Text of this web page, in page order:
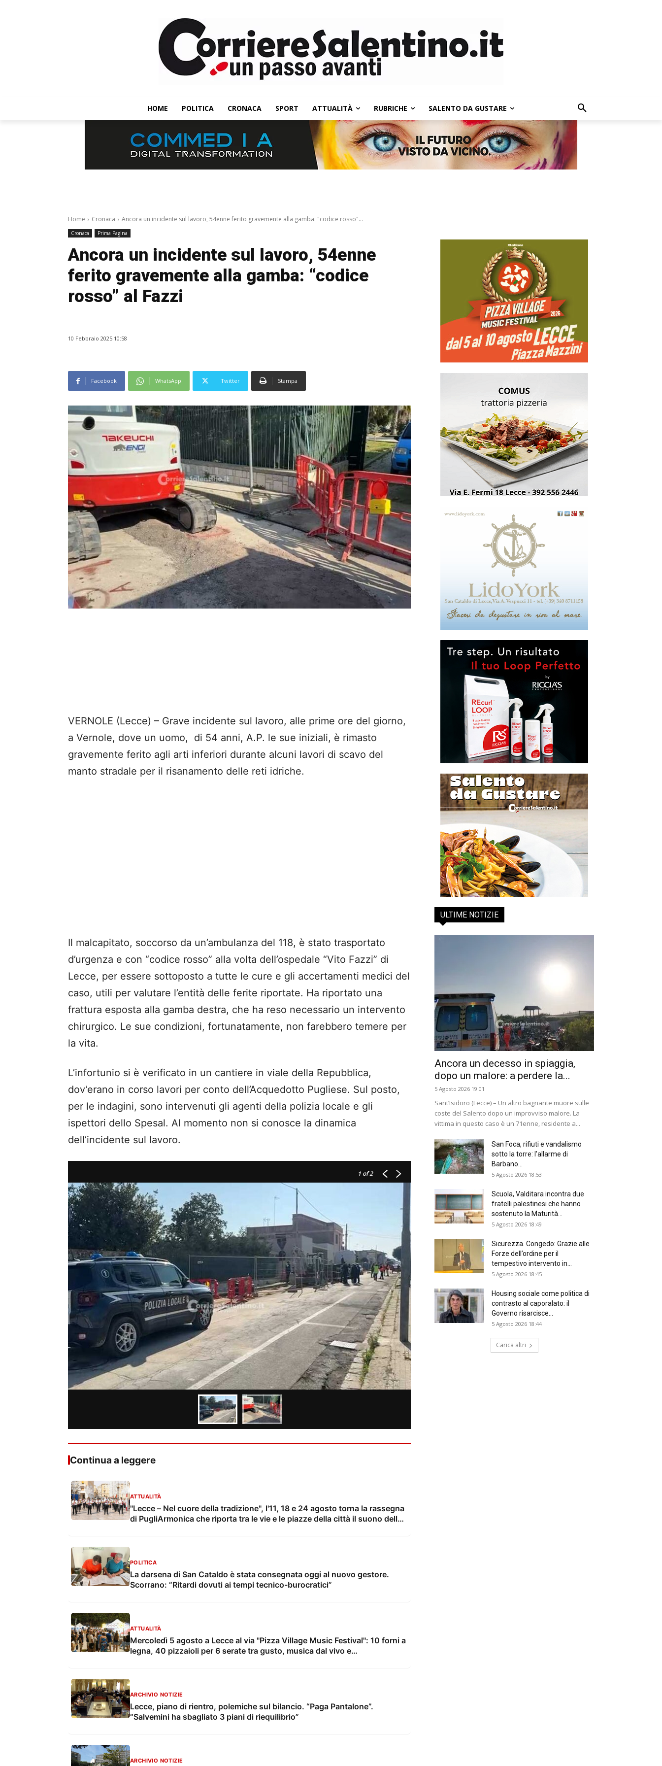
HOME POLITICA CRONACA SPORT ATTUALITÀ RUBRICHE SALENTO DA GUSTARE
Home Cronaca Ancora un incidente sul lavoro, 54enne ferito gravemente alla gamba: "codice rosso"...
Cronaca Prima Pagina
Ancora un incidente sul lavoro, 54enne
ferito gravemente alla gamba: “codice
rosso” al Fazzi
10 Febbraio 2025 10:58
Facebook WhatsApp Twitter Stampa
VERNOLE (Lecce) – Grave incidente sul lavoro, alle prime ore del giorno,
a Vernole, dove un uomo, di 54 anni, A.P. le sue iniziali, è rimasto
gravemente ferito agli arti inferiori durante alcuni lavori di scavo del
manto stradale per il risanamento delle reti idriche.
Il malcapitato, soccorso da un’ambulanza del 118, è stato trasportato
d’urgenza e con “codice rosso” alla volta dell’ospedale “Vito Fazzi” di
Lecce, per essere sottoposto a tutte le cure e gli accertamenti medici del
caso, utili per valutare l’entità delle ferite riportate. Ha riportato una
frattura esposta alla gamba destra, che ha reso necessario un intervento
chirurgico. Le sue condizioni, fortunatamente, non farebbero temere per
la vita.
L’infortunio si è verificato in un cantiere in viale della Repubblica,
dov’erano in corso lavori per conto dell’Acquedotto Pugliese. Sul posto,
per le indagini, sono intervenuti gli agenti della polizia locale e gli
ispettori dello Spesal. Al momento non si conosce la dinamica
dell’incidente sul lavoro.
1 of 2
Continua a leggere
ATTUALITÀ
"Lecce – Nel cuore della tradizione", l'11, 18 e 24 agosto torna la rassegna
di PugliArmonica che riporta tra le vie e le piazze della città il suono delle
POLITICA
La darsena di San Cataldo è stata consegnata oggi al nuovo gestore.
Scorrano: “Ritardi dovuti ai tempi tecnico-burocratici”
ATTUALITÀ
Mercoledì 5 agosto a Lecce al via "Pizza Village Music Festival": 10 forni a
legna, 40 pizzaioli per 6 serate tra gusto, musica dal vivo e
ARCHIVIO NOTIZIE
Lecce, piano di rientro, polemiche sul bilancio. “Paga Pantalone”.
“Salvemini ha sbagliato 3 piani di riequilibrio”
ARCHIVIO NOTIZIE
ULTIME NOTIZIE
Ancora un decesso in spiaggia,
dopo un malore: a perdere la...
5 Agosto 2026 19:01
Sant’Isidoro (Lecce) – Un altro bagnante muore sulle
coste del Salento dopo un improvviso malore. La
vittima in questo caso è un 71enne, residente a...
San Foca, rifiuti e vandalismo
sotto la torre: l’allarme di
Barbano...
5 Agosto 2026 18:53
Scuola, Valditara incontra due
fratelli palestinesi che hanno
sostenuto la Maturità...
5 Agosto 2026 18:49
Sicurezza. Congedo: Grazie alle
Forze dell’ordine per il
tempestivo intervento in...
5 Agosto 2026 18:45
Housing sociale come politica di
contrasto al caporalato: il
Governo risarcisce...
5 Agosto 2026 18:44
Carica altri